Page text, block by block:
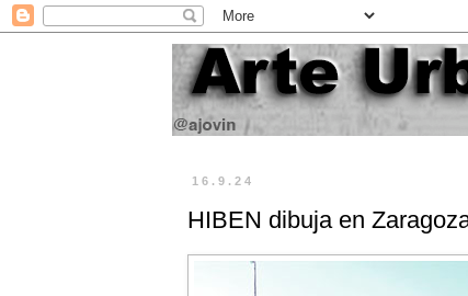
16.9.24
HIBEN dibuja en